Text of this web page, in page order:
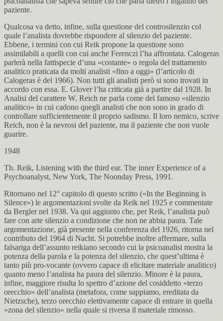
paziente.
Qualcosa va detto, infine, sulla questione del controsilenzio col
quale l’analista dovrebbe rispondere al silenzio del paziente.
Ebbene, i termini con cui Reik propone la questione sono
assimilabili a quelli con cui anche Ferenczi l’ha affrontata. Calogeras
parlerà nella fattispecie d’una «costante» o regola del trattamento
analitico praticata da molti analisti «fino a oggi» (l’articolo di
Calogeras è del 1966). Non tutti gli analisti però si sono trovati in
accordo con essa. E. Glover l’ha criticata già a partire dal 1928. In
Analisi del carattere W. Reich ne parla come del famoso «silenzio
analitico» in cui cadono quegli analisti che non sono in grado di
controllare sufficientemente il proprio sadismo. Il loro nemico, scrive
Reich, non è la nevrosi del paziente, ma il paziente che non vuole
guarire.
1948
Th. Reik, Listening with the third ear. The inner Experience of a
Psychoanalyst, New York, The Noonday Press, 1991.
Ritornano nel 12° capitolo di questo scritto («In the Beginning is
Silence») le argomentazioni svolte da Reik nel 1925 e commentate
da Bergler nel 1938. Va qui aggiunto che, per Reik, l’analista può
fare con arte silenzio a condizione che non ne abbia paura. Tale
argomentazione, già presente nella conferenza del 1926, ritorna nel
contributo del 1964 di Nacht. Si potrebbe inoltre affermare, sulla
falsariga dell’assunto reikiano secondo cui la psicoanalisi mostra la
potenza della parola e la potenza del silenzio, che quest’ultima è
tanto più pro-vocante (ovvero capace di elicitare materiale analitico)
quanto meno l’analista ha paura del silenzio. Minore è la paura,
infine, maggiore risulta lo spettro d’azione del cosiddetto «terzo
orecchio» dell’analista (metafora, come sappiamo, ereditata da
Nietzsche), terzo orecchio elettivamente capace di entrare in quella
«zona del silenzio» nella quale si riversa il materiale rimosso.